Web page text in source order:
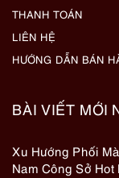
THANH TOÁN
LIÊN HỆ
HƯỚNG DẪN BÁN
BÀI VIẾT MỚI
Xu Hướng Phối
Nam Công Sở Hot